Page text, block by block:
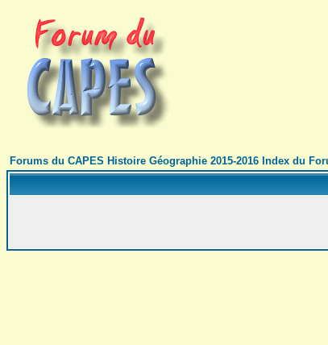
Forums du CAPES Histoire Géographie 2015-2016 Index du